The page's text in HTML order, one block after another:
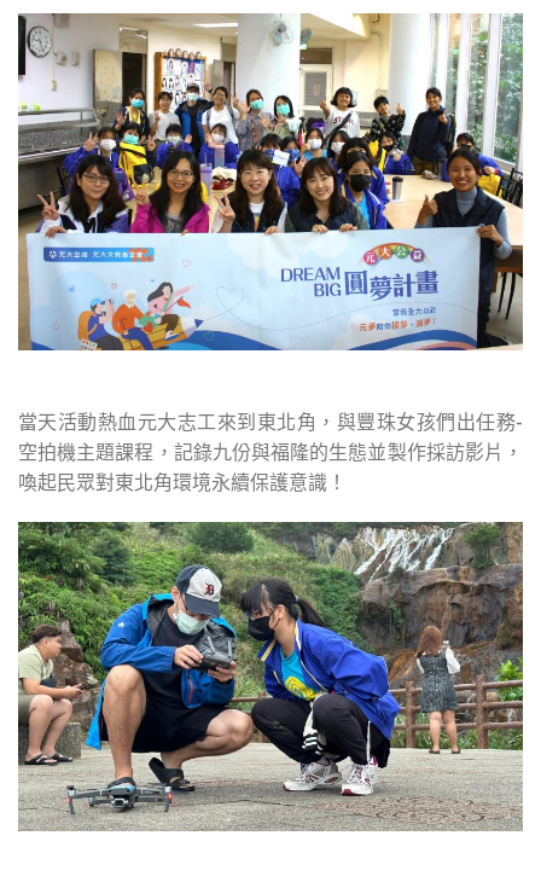
當天活動熱血元大志工來到東北角，與豐珠女孩們出任務-
空拍機主題課程，記錄九份與福隆的生態並製作採訪影片，
喚起民眾對東北角環境永續保護意識！